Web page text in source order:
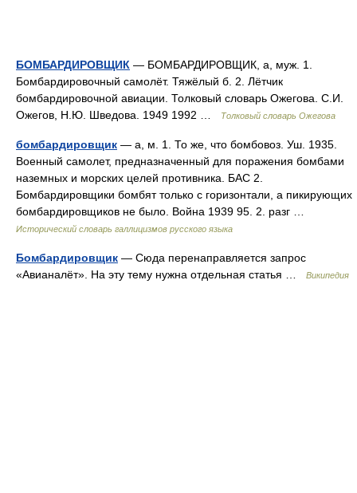
БОМБАРДИРОВЩИК — БОМБАРДИРОВЩИК, а, муж. 1.
Бомбардировочный самолёт. Тяжёлый б. 2. Лётчик
бомбардировочной авиации. Толковый словарь Ожегова. С.И.
Ожегов, Н.Ю. Шведова. 1949 1992 …
Толковый словарь Ожегова
бомбардировщик — а, м. 1. То же, что бомбовоз. Уш. 1935.
Военный самолет, предназначенный для поражения бомбами
наземных и морских целей противника. БАС 2.
Бомбардировщики бомбят только с горизонтали, а пикирующих
бомбардировщиков не было. Война 1939 95. 2. разг …
Исторический словарь галлицизмов русского языка
Бомбардировщик — Сюда перенаправляется запрос
«Авианалёт». На эту тему нужна отдельная статья …
Википедия